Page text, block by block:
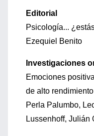
Editorial
Psicología...
Ezequiel Benito
Investigaciones
Emociones
de alto rendimiento
Perla Palumbo,
Lussenhoff, Julián